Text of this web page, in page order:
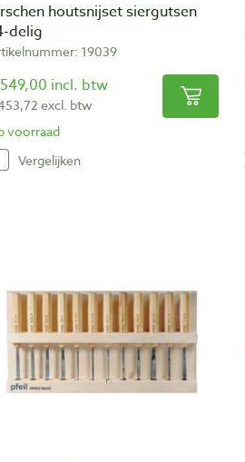
houtsnijset siergutsen
delig
19039
incl. btw
excl. btw
voorraad
Vergelijken